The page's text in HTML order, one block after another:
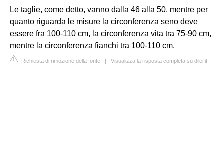
Le taglie, come detto, vanno dalla 46 alla 50, mentre per
quanto riguarda le misure la circonferenza seno deve
essere fra 100-110 cm, la circonferenza vita tra 75-90 cm,
mentre la circonferenza fianchi tra 100-110 cm.
Richiesta di rimozione della fonte | Visualizza la risposta completa su dilei.it